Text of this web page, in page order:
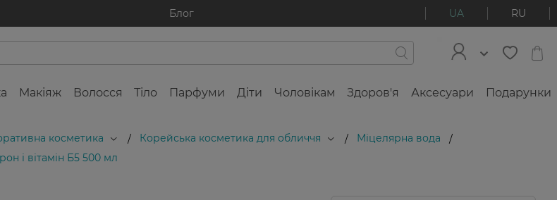
Блог UA RU
Макіяж Волосся Тіло Парфуми Діти Чоловікам Здоров'я Аксесуари Подарунки
косметика / Корейська косметика для обличчя / Міцелярна вода
/
і вітамін Б5 500 мл